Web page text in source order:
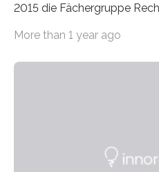
2015 die Fächergruppe
bei…
More than 1 year ago